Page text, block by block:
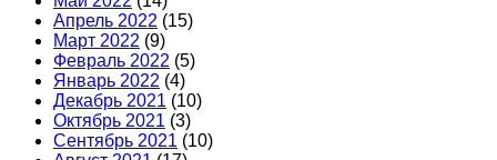
Апрель 2022 (15)
Март 2022 (9)
Февраль 2022 (5)
Январь 2022 (4)
Декабрь 2021 (10)
Октябрь 2021 (3)
Сентябрь 2021 (10)